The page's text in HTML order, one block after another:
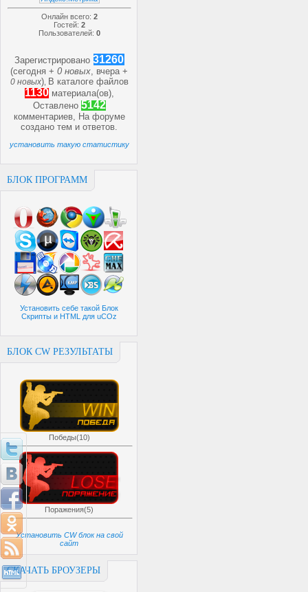
Онлайн всего: 2
Гостей: 2
Пользователей: 0
Зарегистрировано 31260
(сегодня +0 новых, вчера +
0 новых) В каталоге файлов
1130 материала(ов),
Оставлено 5142
комментариев, На форуме
созданотем иответов.
установить такую статистику
БЛОК ПРОГРАММ
Установить себе такой Блок
Скрипты и HTML для uCOz
БЛОК CW РЕЗУЛЬТАТЫ
Победы(10)
Поражения(5)
Установить CW блок на свой
сайт
СКАЧАТЬ БРОУЗЕРЫ